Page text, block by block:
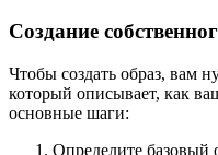
Создание
Чтобы создать образ, вам
который описывает, как
основные шаги:
Определите